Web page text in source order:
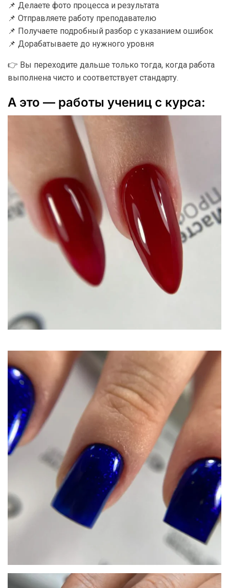
📌 Делаете фото процесса и результата
📌 Отправляете работу преподавателю
📌 Получаете подробный разбор с указанием ошибок
📌 Дорабатываете до нужного уровня
👉 Вы переходите дальше только тогда, когда работа
выполнена чисто и соответствует стандарту.
А это — работы учениц с курса: